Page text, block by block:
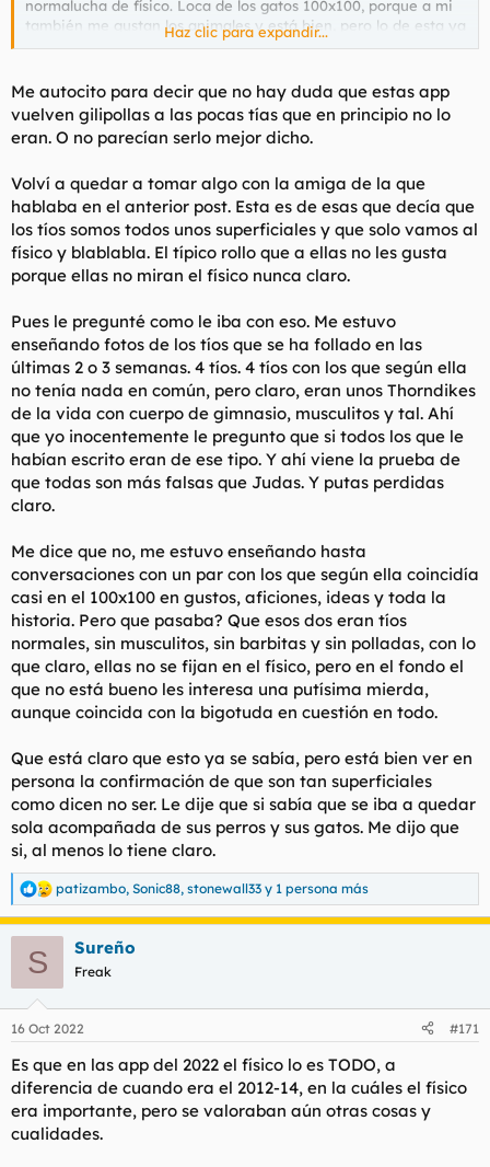
normalucha de físico. Loca de los gatos 100x100, porque a mi
también me gustan los animales y está bien, pero lo de esta ya
es enfermizo. Buena gente, pero con unas paranoias a veces
Pues se apuntó hace bien poco a una de estas app y la
cantidad de mensajes que le llegaron eran una jodida locura. Y
como digo, es una tía en la que el 90% si la viera por la calle ni
babosos para parar un tren. Vaya, que me dijo que si quisiera
podría quedar con uno diferente cada día sin problema.
Muy triste en lo que se han convertido esas apps y sí, todo es
culpa de los desesperaos que le comen el culo a cualquier
mierda de tía y así pues normal que una de Mordor se crea que
Haz clic para expandir...
Me autocito para decir que no hay duda que estas app
vuelven gilipollas a las pocas tías que en principio no lo
eran. O no parecían serlo mejor dicho.
Volví a quedar a tomar algo con la amiga de la que
hablaba en el anterior post. Esta es de esas que decía que
los tíos somos todos unos superficiales y que solo vamos al
físico y blablabla. El típico rollo que a ellas no les gusta
porque ellas no miran el físico nunca claro.
Pues le pregunté como le iba con eso. Me estuvo
enseñando fotos de los tíos que se ha follado en las
últimas 2 o 3 semanas. 4 tíos. 4 tíos con los que según ella
no tenía nada en común, pero claro, eran unos Thorndikes
de la vida con cuerpo de gimnasio, musculitos y tal. Ahí
que yo inocentemente le pregunto que si todos los que le
habían escrito eran de ese tipo. Y ahí viene la prueba de
que todas son más falsas que Judas. Y putas perdidas
claro.
Me dice que no, me estuvo enseñando hasta
conversaciones con un par con los que según ella coincidía
casi en el 100x100 en gustos, aficiones, ideas y toda la
historia. Pero que pasaba? Que esos dos eran tíos
normales, sin musculitos, sin barbitas y sin polladas, con lo
que claro, ellas no se fijan en el físico, pero en el fondo el
que no está bueno les interesa una putísima mierda,
aunque coincida con la bigotuda en cuestión en todo.
Que está claro que esto ya se sabía, pero está bien ver en
persona la confirmación de que son tan superficiales
como dicen no ser. Le dije que si sabía que se iba a quedar
sola acompañada de sus perros y sus gatos. Me dijo que
si, al menos lo tiene claro.
R
e
a
e
:
patizambo, Sonic88, stonewall33 y 1 persona más
S Sureño
Freak
16 Oct 2022 #171
Es que en las app del 2022 el físico lo es TODO, a
diferencia de cuando era el 2012-14, en la cuáles el físico
era importante, pero se valoraban aún otras cosas y
cualidades.